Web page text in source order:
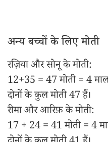
अन्य बच्चों के लिए मोती
रज़िया और सोनू के मोती:
12+35 = 47 मोती = 4
दोनों के कुल मोती 47 हैं।
रीमा और आरिफ़ के मोती:
17 + 24 = 41 मोती = 4